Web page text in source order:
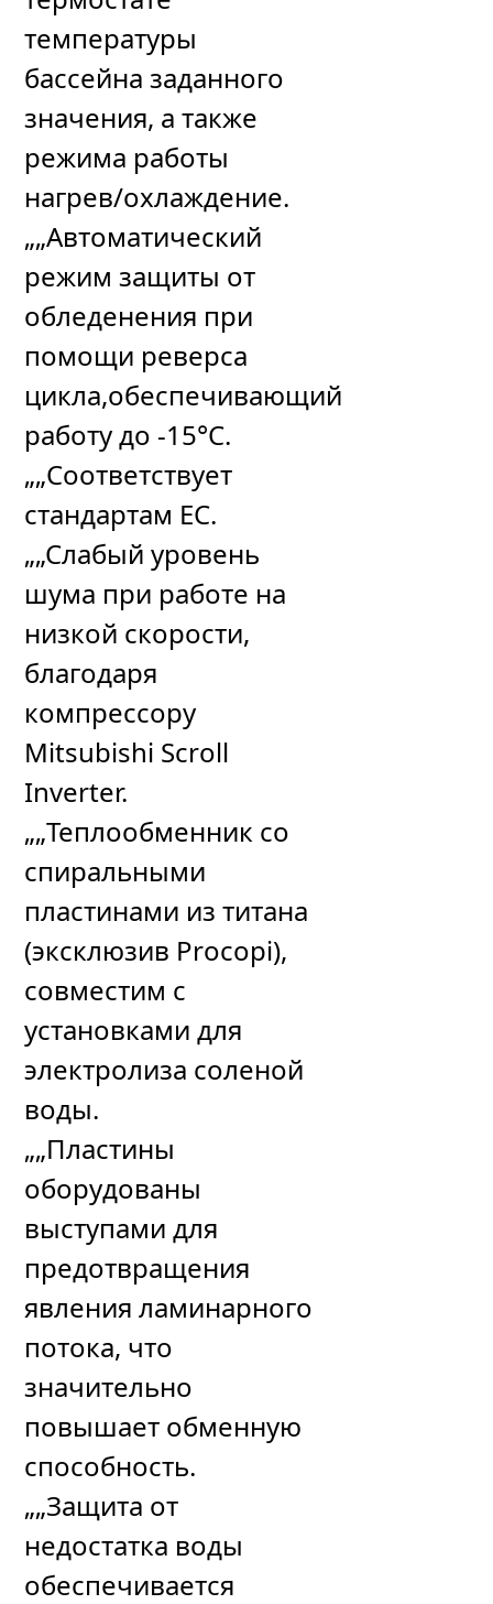
температуры
бассейна заданного
значения, а также
режима работы
нагрев/охлаждение.
„„Автоматический
режим защиты от
обледенения при
помощи реверса
цикла,обеспечивающий
работу до -15°C.
„„Соответствует
стандартам ЕС.
„„Слабый уровень
шума при работе на
низкой скорости,
благодаря
компрессору
Mitsubishi Scroll
Inverter.
„„Теплообменник со
спиральными
пластинами из титана
(эксклюзив Procopi),
совместим с
установками для
электролиза соленой
воды.
„„Пластины
оборудованы
выступами для
предотвращения
явления ламинарного
потока, что
значительно
повышает обменную
способность.
„„Защита от
недостатка воды
обеспечивается